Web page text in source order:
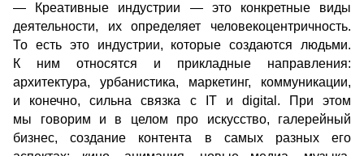
— Креативные индустрии — это конкретные виды
деятельности, их определяет человекоцентричность.
То есть это индустрии, которые создаются людьми.
К ним относятся и прикладные направления:
архитектура, урбанистика, маркетинг, коммуникации,
и конечно, сильна связка с IT и digital. При этом
мы говорим и в целом про искусство, галерейный
бизнес, создание контента в самых разных его